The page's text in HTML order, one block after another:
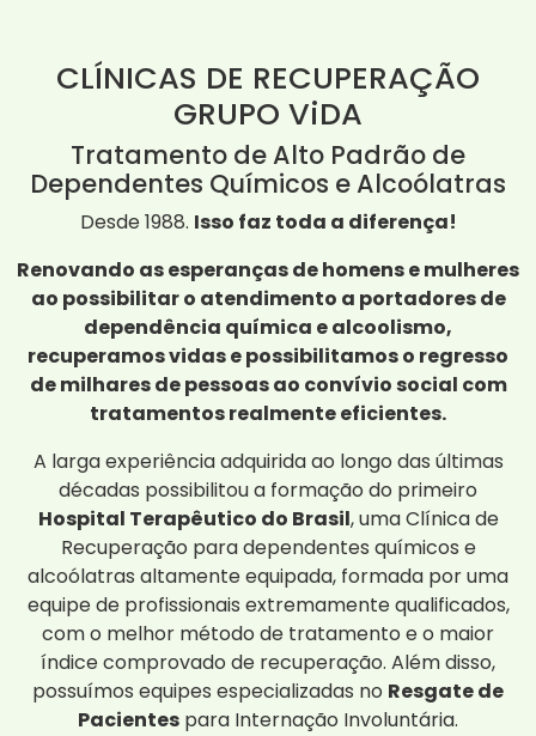
CLÍNICAS DE RECUPERAÇÃO
GRUPO ViDA
Tratamento de Alto Padrão de
Dependentes Químicos e Alcoólatras
Desde 1988. Isso faz toda a diferença!
Renovando as esperanças de homens e mulheres
ao possibilitar o atendimento a portadores de
dependência química e alcoolismo,
recuperamos vidas e possibilitamos o regresso
de milhares de pessoas ao convívio social com
tratamentos realmente eficientes.
A larga experiência adquirida ao longo das últimas
décadas possibilitou a formação do primeiro
Hospital Terapêutico do Brasil, uma Clínica de
Recuperação para dependentes químicos e
alcoólatras altamente equipada, formada por uma
equipe de profissionais extremamente qualificados,
com o melhor método de tratamento e o maior
índice comprovado de recuperação. Além disso,
possuímos equipes especializadas no Resgate de
Pacientes para Internação Involuntária.